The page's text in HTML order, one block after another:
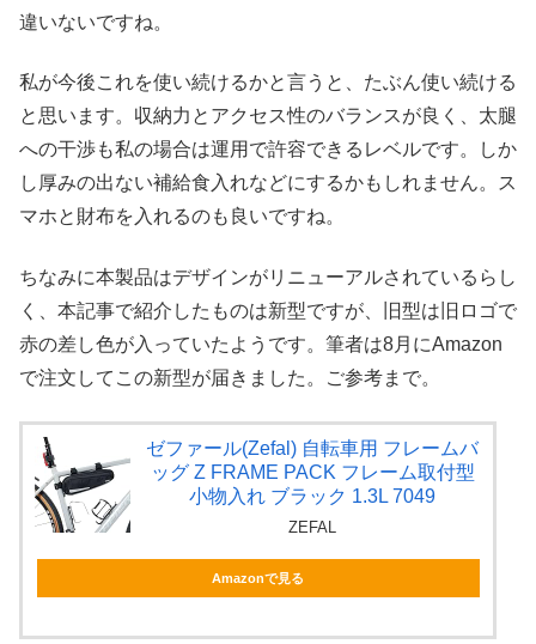
違いないですね。
私が今後これを使い続けるかと言うと、たぶん使い続ける
と思います。収納力とアクセス性のバランスが良く、太腿
への干渉も私の場合は運用で許容できるレベルです。しか
し厚みの出ない補給食入れなどにするかもしれません。ス
マホと財布を入れるのも良いですね。
ちなみに本製品はデザインがリニューアルされているらし
く、本記事で紹介したものは新型ですが、旧型は旧ロゴで
赤の差し色が入っていたようです。筆者は8月にAmazon
で注文してこの新型が届きました。ご参考まで。
ゼファール(Zefal) 自転車用 フレームバ
ッグ Z FRAME PACK フレーム取付型
小物入れ ブラック 1.3L 7049
ZEFAL
Amazonで見る